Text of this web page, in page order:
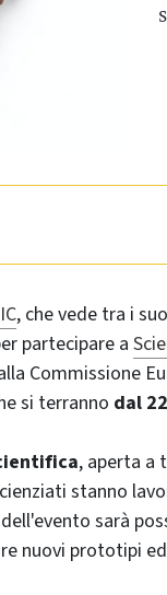
, che vede tra i
partecipare a
Commissione
si terranno dal
, aperta a
stanno
sarà
nuovi prototipi